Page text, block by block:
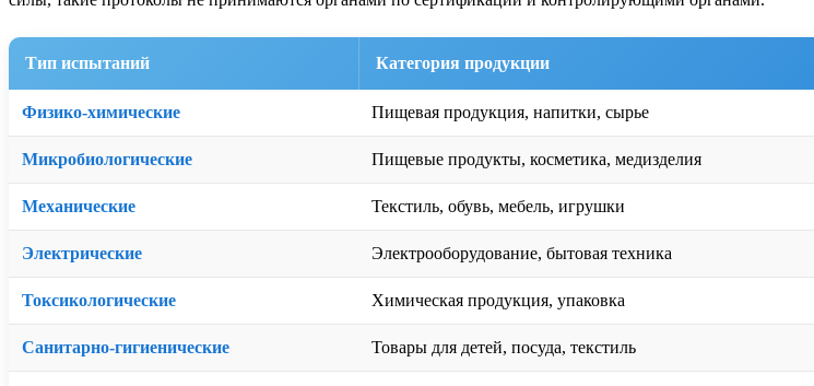
Тип испытаний Категория продукции
Физико-химические Пищевая продукция, напитки, сырье
Микробиологические Пищевые продукты, косметика, медизделия
Механические Текстиль, обувь, мебель, игрушки
Электрические Электрооборудование, бытовая техника
Токсикологические Химическая продукция, упаковка
Санитарно-гигиенические Товары для детей, посуда, текстиль